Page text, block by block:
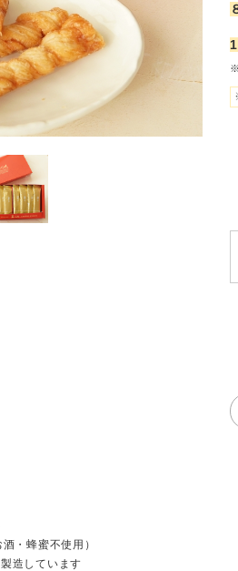
※
・蜂蜜不使用）
しています